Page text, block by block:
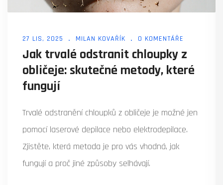
27 LIS, 2025 MILAN KOVAŘÍK 0 KOMENTÁŘE
Jak trvalé odstranit chloupky z
obličeje: skutečné metody, které
fungují
Trvalé odstranění chloupků z obličeje je možné jen
pomocí laserové depilace nebo elektrodepilace.
Zjistěte, která metoda je pro vás vhodná, jak
fungují a proč jiné způsoby selhávají.